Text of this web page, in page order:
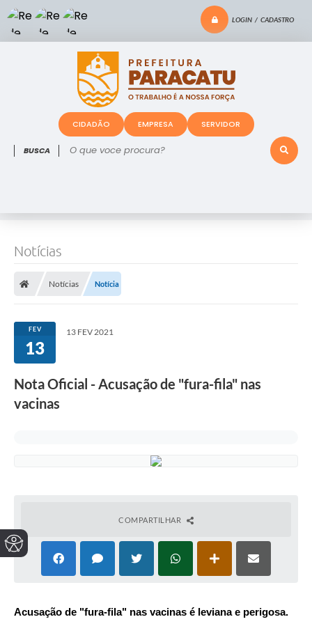
LOGIN / CADASTRO
O que voce procura?
CIDADÃO EMPRESA SERVIDOR
Notícias
Notícias Notícia
FEV
13
13 FEV 2021
Nota Oficial - Acusação de "fura-fila" nas
vacinas
COMPARTILHAR
Acusação de "fura-fila" nas vacinas é leviana e perigosa.